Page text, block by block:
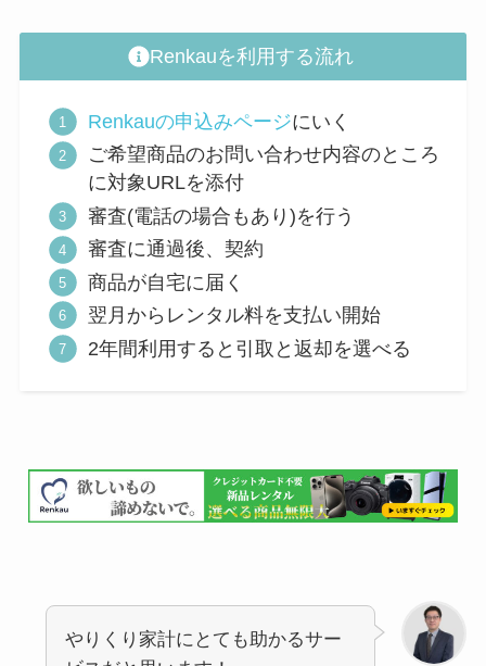
Renkauを利用する流れ
Renkauの申込みページにいく
ご希望商品のお問い合わせ内容のところ
に対象URLを添付
審査(電話の場合もあり)を行う
審査に通過後、契約
商品が自宅に届く
翌月からレンタル料を支払い開始
2年間利用すると引取と返却を選べる
やりくり家計にとても助かるサー